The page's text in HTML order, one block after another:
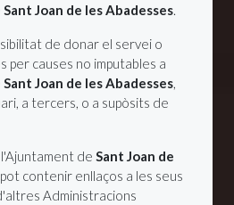
Sant Joan de les Abadesses.
de donar el servei o
per causes no imputables a
Sant Joan de les Abadesses,
a tercers, o a supòsits de
de Sant Joan de
pot contenir enllaços a les seus
Administracions